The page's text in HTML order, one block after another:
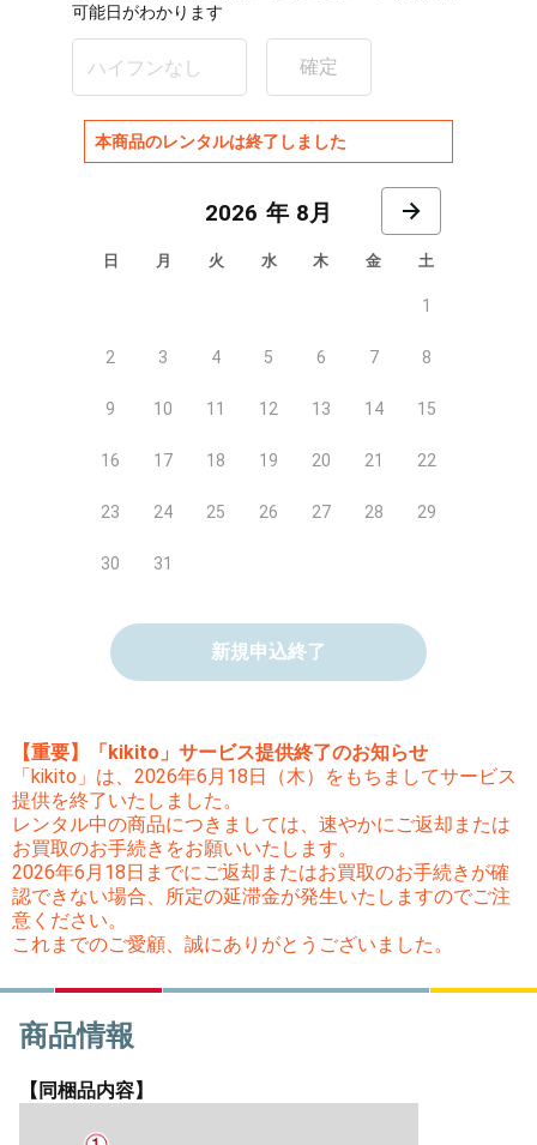
可能日がわかります
確定
本商品のレンタルは終了しました
8月
日 月 火 水 木 金 土
1
2 3 4 5 6 7 8
9 10 11 12 13 14 15
16 17 18 19 20 21 22
23 24 25 26 27 28 29
30 31
新規申込終了
【重要】「kikito」サービス提供終了のお知らせ
「kikito」は、2026年6月18日（木）をもちましてサービス
提供を終了いたしました。
レンタル中の商品につきましては、速やかにご返却または
お買取のお手続きをお願いいたします。
2026年6月18日までにご返却またはお買取のお手続きが確
認できない場合、所定の延滞金が発生いたしますのでご注
意ください。
これまでのご愛顧、誠にありがとうございました。
商品情報
【同梱品内容】